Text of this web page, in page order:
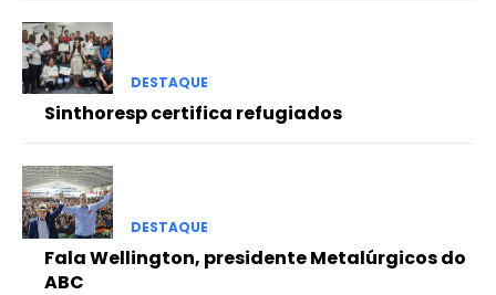
DESTAQUE
Sinthoresp certifica refugiados
DESTAQUE
Fala Wellington, presidente Metalúrgicos do
ABC